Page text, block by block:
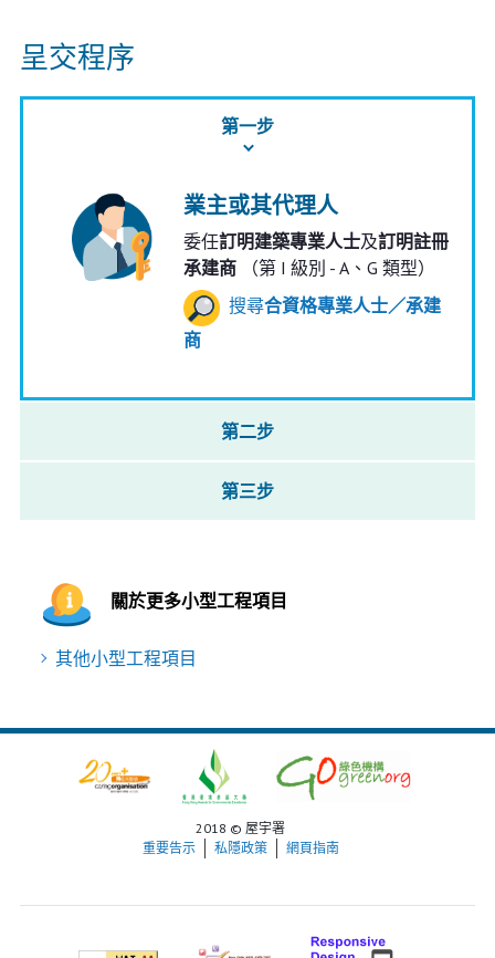
呈交程序
第一步
業主或其代理人
委任訂明建築專業人士及訂明註冊
承建商（第 I 級別 - A、G 類型）
搜尋合資格專業人士／承建
商
第二步
第三步
關於更多小型工程項目
其他小型工程項目
2018 © 屋宇署
重要告示
私隱政策 網頁指南